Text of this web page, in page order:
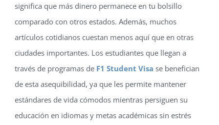
significa que más dinero permanece en tu bolsillo
comparado con otros estados. Además, muchos
artículos cotidianos cuestan menos aquí que en otras
ciudades importantes. Los estudiantes que llegan a
través de programas de F1 Student Visa se benefician
de esta asequibilidad, ya que les permite mantener
estándares de vida cómodos mientras persiguen su
educación en idiomas y metas académicas sin estrés